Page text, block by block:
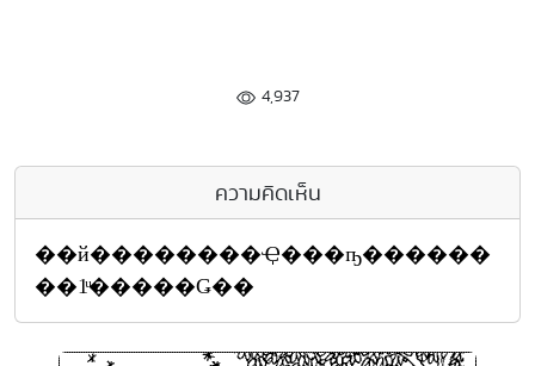
4,937
ความคิดเห็น
��й��������Ҿ���ҧ������
��1ͧ�����Ǥ��